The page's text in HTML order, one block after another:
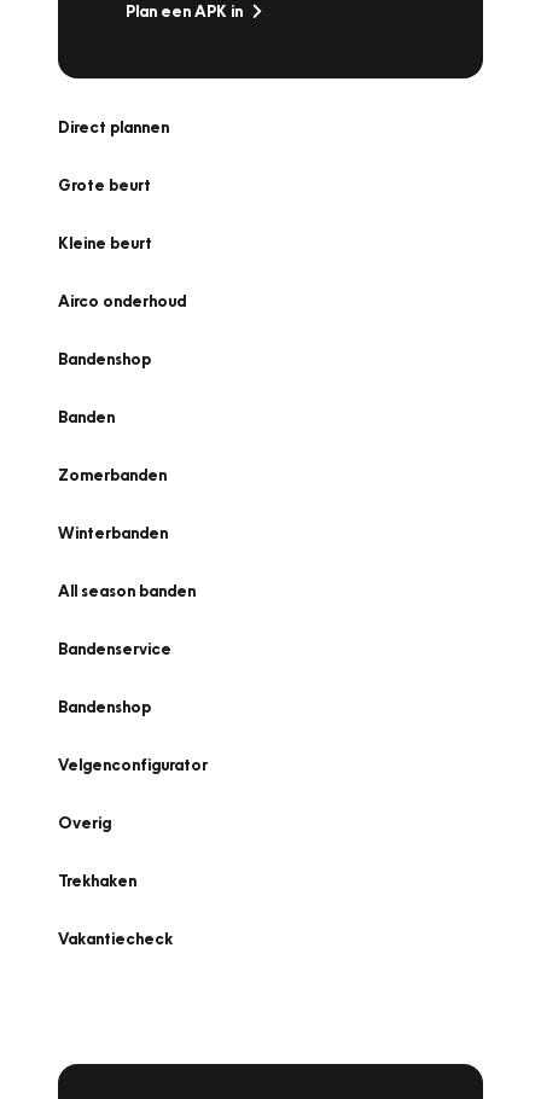
Plan een APK in
Direct plannen
Grote beurt
Kleine beurt
Airco onderhoud
Bandenshop
Banden
Zomerbanden
Winterbanden
All season banden
Bandenservice
Bandenshop
Velgenconfigurator
Overig
Trekhaken
Vakantiecheck